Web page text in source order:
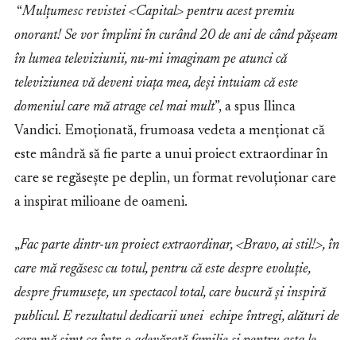
“Mulțumesc revistei <Capital> pentru acest premiu
onorant! Se vor împlini în curând 20 de ani de când pășeam
în lumea televiziunii, nu-mi imaginam pe atunci că
televiziunea vă deveni viața mea, deși intuiam că este
domeniul care mă atrage cel mai mult”, a spus Ilinca
Vandici. Emoționată, frumoasa vedeta a menționat că
este mândră să fie parte a unui proiect extraordinar în
care se regăsește pe deplin, un format revoluționar care
a inspirat milioane de oameni.
„Fac parte dintr-un proiect extraordinar, <Bravo, ai stil!>, în
care mă regăsesc cu totul, pentru că este despre evoluție,
despre frumusețe, un spectacol total, care bucură și inspiră
publicul. E rezultatul dedicarii unei echipe întregi, alături de